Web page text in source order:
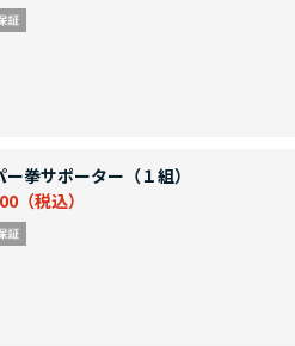
ー拳サポーター（１組）